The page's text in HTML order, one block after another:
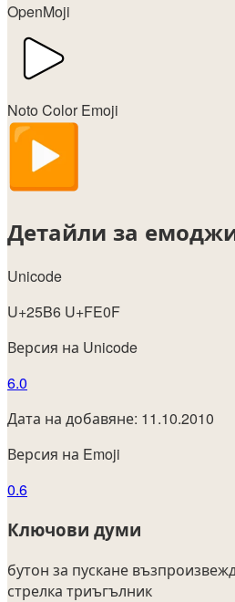
OpenMoji
Noto Color Emoji
Детайли за
Unicode
U+25B6 U+FE0F
Версия на Unicode
6.0
Дата на добавяне: 11.10.2010
Версия на Emoji
0.6
Ключови думи
бутон за пускане
стрелка триъгълник